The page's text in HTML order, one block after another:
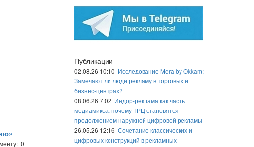
0
Публикации
02.08.26 10:10 Исследование Mera by Okkam:
Замечают ли люди рекламу в торговых и
бизнес-центрах?
08.06.26 7:02 Индор-реклама как часть
медиамикса: почему ТРЦ становятся
продолжением наружной цифровой рекламы
26.05.26 12:16 Сочетание классических и
цифровых конструкций в рекламных